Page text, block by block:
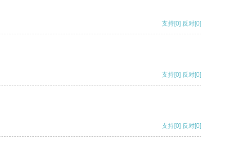
支持[0] 反对[0]
支持[0] 反对[0]
支持[0] 反对[0]